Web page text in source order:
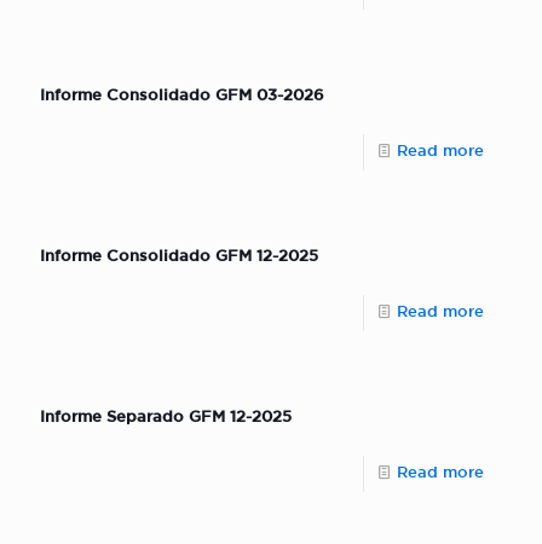
Informe Consolidado GFM 03-2026
Read more
Informe Consolidado GFM 12-2025
Read more
Informe Separado GFM 12-2025
Read more